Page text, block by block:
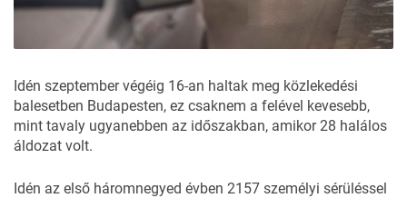
Idén szeptember végéig 16-an haltak meg közlekedési
balesetben Budapesten, ez csaknem a felével kevesebb,
mint tavaly ugyanebben az időszakban, amikor 28 halálos
áldozat volt.
Idén az első háromnegyed évben 2157 személyi sérüléssel